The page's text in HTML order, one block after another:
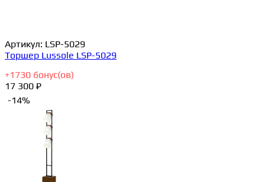
Артикул: LSP-5029
Торшер Lussole LSP-5029
+1730 бонус(ов)
17 300 ₽
-14%